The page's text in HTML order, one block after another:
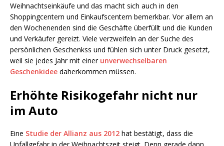
Weihnachtseinkäufe und das macht sich auch in den
Shoppingcentern und Einkaufscentern bemerkbar. Vor allem an
den Wochenenden sind die Geschäfte überfüllt und die Kunden
und Verkäufer gereizt. Viele verzweifeln an der Suche des
persönlichen Geschenkss und fühlen sich unter Druck gesetzt,
weil sie jedes Jahr mit einer unverwechselbaren
Geschenkidee daherkommen müssen.
Erhöhte Risikogefahr nicht nur
im Auto
Eine Studie der Allianz aus 2012 hat bestätigt, dass die